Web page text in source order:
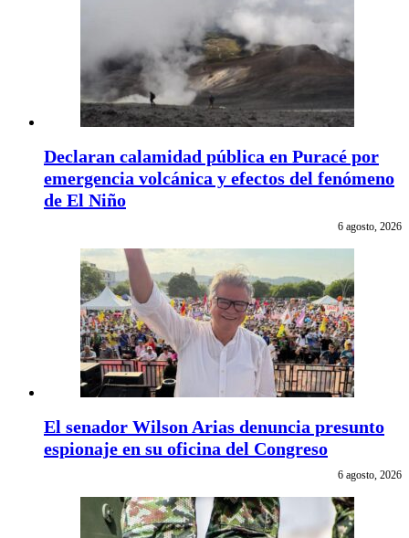
Declaran calamidad pública en Puracé por
emergencia volcánica y efectos del fenómeno
de El Niño
6 agosto, 2026
El senador Wilson Arias denuncia presunto
espionaje en su oficina del Congreso
6 agosto, 2026